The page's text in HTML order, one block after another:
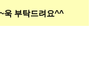
욱 부탁드려요^^